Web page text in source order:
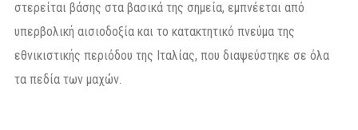
στερείται βάσης στα βασικά της σημεία, εμπνέεται από
υπερβολική αισιοδοξία και το κατακτητικό πνεύμα της
εθνικιστικής περιόδου της Ιταλίας, που διαψεύστηκε σε όλα
τα πεδία των μαχών.